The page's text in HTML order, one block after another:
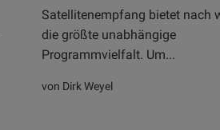
Satellitenempfang bietet nach
die größte unabhängige
Programmvielfalt. Um...
von Dirk Weyel